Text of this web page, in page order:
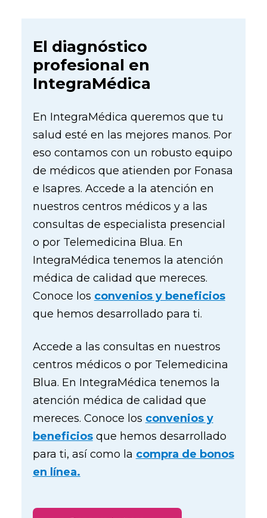
médico general.
El diagnóstico
profesional en
IntegraMédica
En IntegraMédica queremos que tu
salud esté en las mejores manos. Por
eso contamos con un robusto equipo
de médicos que atienden por Fonasa
e Isapres. Accede a la atención en
nuestros centros médicos y a las
consultas de especialista presencial
o por Telemedicina Blua. En
IntegraMédica tenemos la atención
médica de calidad que mereces.
Conoce los convenios y beneficios
que hemos desarrollado para ti.
Accede a las consultas en nuestros
centros médicos o por Telemedicina
Blua. En IntegraMédica tenemos la
atención médica de calidad que
mereces. Conoce los convenios y
beneficiosque hemos desarrollado
para ti, así como la compra de bonos
en línea.